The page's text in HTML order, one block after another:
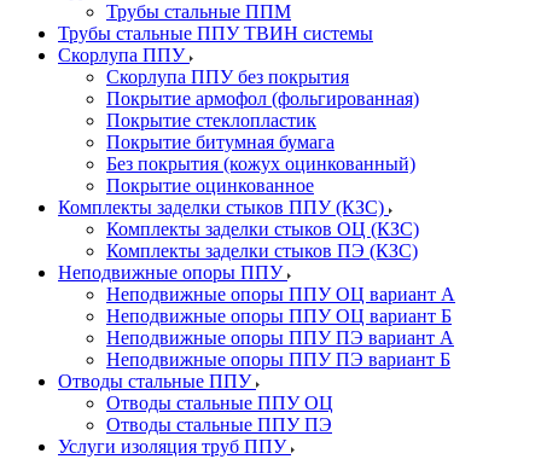
Трубы стальные ППМ
Трубы стальные ППУ ТВИН системы
Скорлупа ППУ
Скорлупа ППУ без покрытия
Покрытие армофол (фольгированная)
Покрытие стеклопластик
Покрытие битумная бумага
Без покрытия (кожух оцинкованный)
Покрытие оцинкованное
Комплекты заделки стыков ППУ (КЗС)
Комплекты заделки стыков ОЦ (КЗС)
Комплекты заделки стыков ПЭ (КЗС)
Неподвижные опоры ППУ
Неподвижные опоры ППУ ОЦ вариант А
Неподвижные опоры ППУ ОЦ вариант Б
Неподвижные опоры ППУ ПЭ вариант А
Неподвижные опоры ППУ ПЭ вариант Б
Отводы стальные ППУ
Отводы стальные ППУ ОЦ
Отводы стальные ППУ ПЭ
Услуги изоляция труб ППУ